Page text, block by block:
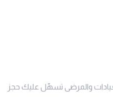
والمرضى تسهّل عليك حجز